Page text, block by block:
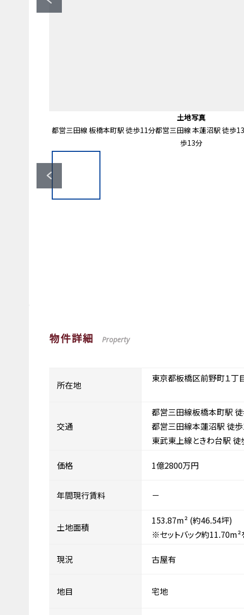
地形図
土地写真
都営三田線 板橋本町駅 徒歩11分都営三田線 本蓮沼駅 徒歩
歩13分
土地写真
ご希望のハウスメーカーで建築可能
前面道路含む外観
その他、家の購入に関してわからないこと、不安なことがござい
さい。
土地写真
当社はお客様が安心してご相談いただけるようユニットで対応さ
問い合わせください。
土地写真
その他三井のリハウスおすすめ物件のご紹介も可
土地写真
不動産に関してのご不明点は三井のリハウスにお任
その他現地
資金についてのご相談も承ります。
その他現地
内覧予約や資料請求など、気軽にご連絡く
土地写真
工事中でも内覧は可能でございます。お気軽にお問
土地写真
物件詳細のお問い合わせや資料請求等お気軽にお申
土地写真
周辺にはスーパーやコンビニなどがあり、利便性が良
ライフ前野町店（約500ｍ）
生鮮食品などが取り扱われています。HPでWebチラシを確認で
逃すことがなさそうです。営業時間/9:30～23:30※ドラ
ローソン・スリーエフ前野町一丁目店（約
セブンイレブン板橋前野町1丁目店（約
軽食や惣菜類、日用品など幅広い商品が販売されています。セブ
も利用可能です。24時間営業
マツモトキヨシ板橋前野町店（約460ｍ
医薬品や化粧品、ベビー・ペット用品、日用品など豊富な品揃え
品も多数展開されています。駐車場あり。営業時
宮本町37番遊び場（約50ｍ）
板橋富士見郵便局（約310ｍ）
郵便・保険・貯金の窓口と、ゆうちょ銀行のATMがあります。
土曜は～12:30、日曜・祝日は利用不
板橋区立富士見台小学校（約270ｍ）
板橋区立志村第一中学校（約600ｍ）
物件詳細 Property
所在地
東京都板橋区前野町１丁
交通
都営三田線板橋本町駅
都営三田線本蓮沼駅 徒
東武東上線ときわ台駅
価格 1億2800万円
年間現行賃料 －
土地面積
153.87m² (約46.54坪)
※セットバック約11.70m²
現況 古屋有
地目 宅地